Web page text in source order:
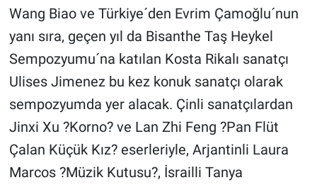
Wang Biao ve Türkiye´den Evrim Çamoğlu´nun
yanı sıra, geçen yıl da Bisanthe Taş Heykel
Sempozyumu´na katılan Kosta Rikalı sanatçı
Ulises Jimenez bu kez konuk sanatçı olarak
sempozyumda yer alacak. Çinli sanatçılardan
Jinxi Xu ?Korno? ve Lan Zhi Feng ?Pan Flüt
Çalan Küçük Kız? eserleriyle, Arjantinli Laura
Marcos ?Müzik Kutusu?, İsrailli Tanya